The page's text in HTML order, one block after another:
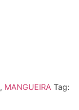
, MANGUEIRA Tag: